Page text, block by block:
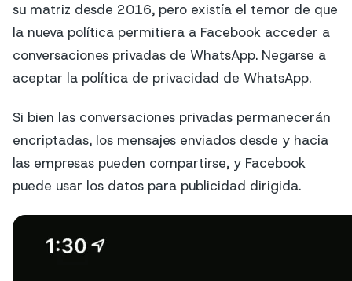
su matriz desde 2016, pero existía el temor de que
la nueva política permitiera a Facebook acceder a
conversaciones privadas de WhatsApp. Negarse a
aceptar la política de privacidad de WhatsApp.
Si bien las conversaciones privadas permanecerán
encriptadas, los mensajes enviados desde y hacia
las empresas pueden compartirse, y Facebook
puede usar los datos para publicidad dirigida.